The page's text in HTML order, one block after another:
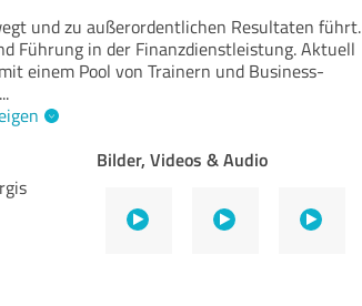
und zu außerordentlichen Resultaten führt.
Führung in der Finanzdienstleistung. Aktuell
einem Pool von Trainern und Business-
...
Bilder, Videos & Audio